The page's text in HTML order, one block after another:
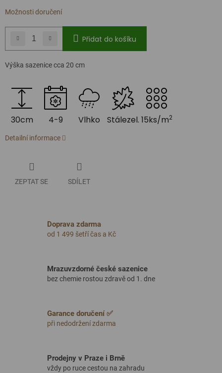
Možnosti doručení
Přidat do košíku
Výška sazenice cca 20 cm
30cm 4-9 Vlhko Stálezel. 15ks/m2
Detailní informace
ZEPTAT SE SDÍLET
Doprava zdarma
od 1 499 šetří čas a Kč
Mrazuvzdorné české sazenice
bez chemie rostou zdravě od 1. dne
Garance doručení ✅
při nedodržení zdarma
Prodejny v Praze i Brně
vždy po ruce cestou na zahradu